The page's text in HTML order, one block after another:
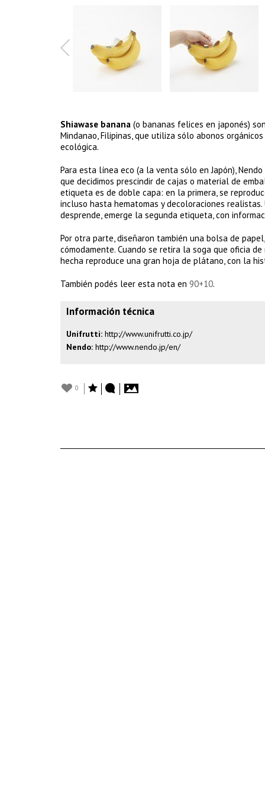
Shiawase banana (o bananas felices en japonés)
Mindanao, Filipinas, que utiliza sólo abonos
ecológica.
Para esta línea eco (a la venta sólo en Japón),
que decidimos prescindir de cajas o material de
etiqueta es de doble capa: en la primera, se
incluso hasta hematomas y decoloraciones
desprende, emerge la segunda etiqueta, con
Por otra parte, diseñaron también una bolsa de
cómodamente. Cuando se retira la soga que oficia
hecha reproduce una gran hoja de plátano, con la
También podés leer esta nota en 90+10.
Información técnica
Unifrutti: http://www.unifrutti.co.jp/
Nendo: http://www.nendo.jp/en/
0